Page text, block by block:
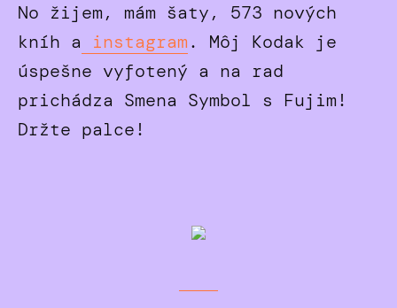
No žijem, mám šaty, 573 nových
kníh a instagram. Môj Kodak je
úspešne vyfotený a na rad
prichádza Smena Symbol s Fujim!
Držte palce!